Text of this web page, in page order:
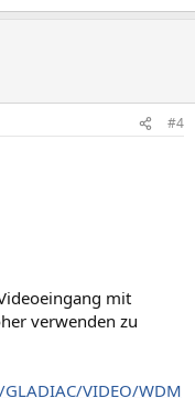
#4
mit
verwenden zu
VIDEO/WDM